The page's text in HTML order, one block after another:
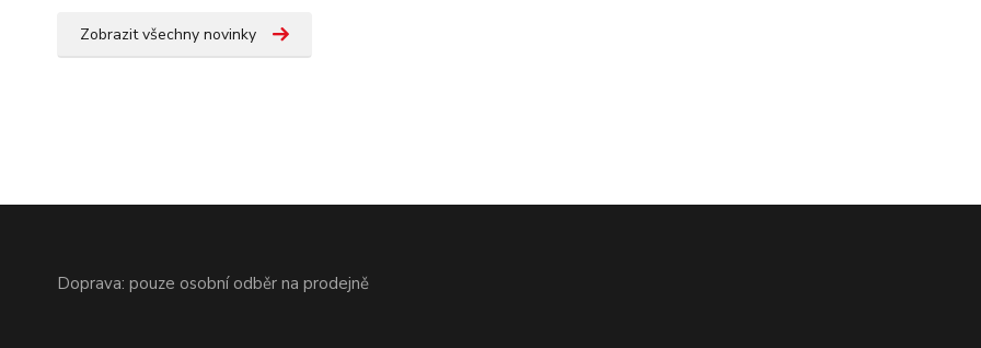
Zobrazit všechny novinky
Doprava: pouze osobní odběr na prodejně